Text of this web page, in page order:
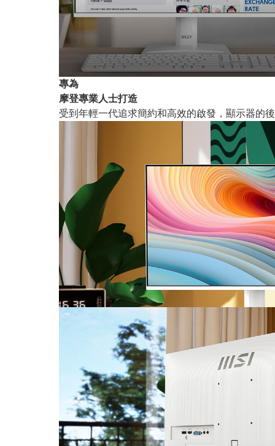
專為
摩登專業人士打造
受到年輕一代追求簡約和高效的啟發，顯示器的